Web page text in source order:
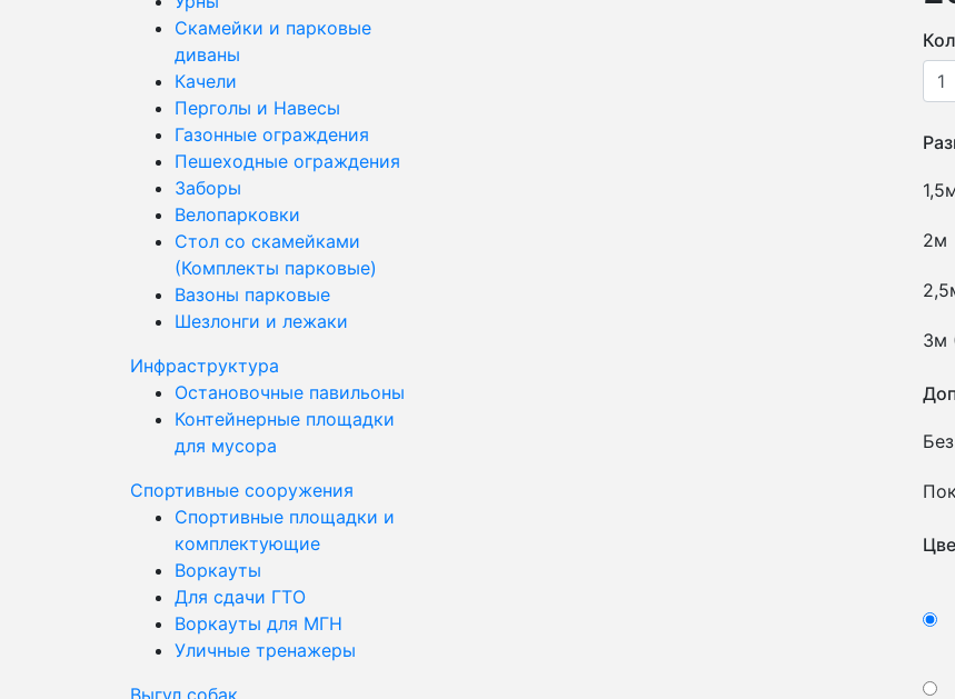
Скамейки и парковые
диваны
Качели
Перголы и Навесы
Газонные ограждения
Пешеходные ограждения
Заборы
Велопарковки
Стол со скамейками
(Комплекты парковые)
Вазоны парковые
Шезлонги и лежаки
Инфраструктура
Остановочные павильоны
Контейнерные площадки
для мусора
Спортивные сооружения
Спортивные площадки и
комплектующие
Воркауты
Для сдачи ГТО
Воркауты для МГН
Уличные тренажеры
Выгул собак
2м
3м